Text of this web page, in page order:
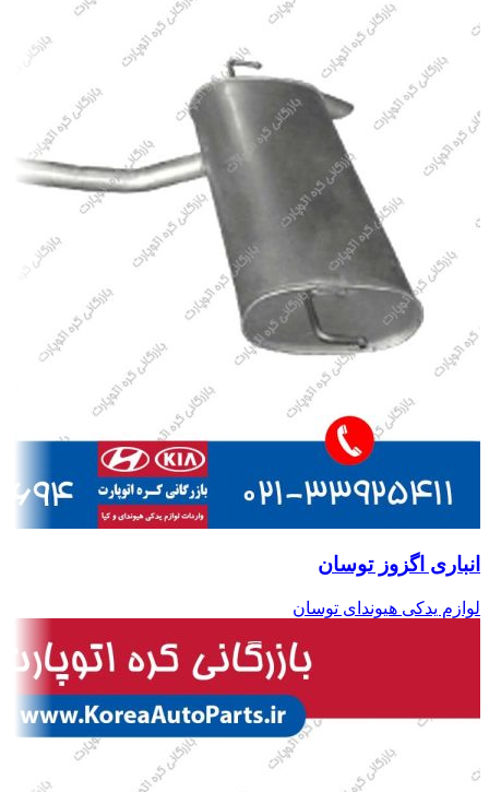
انباری اگزوز توسان
لوازم یدکی هیوندای توسان